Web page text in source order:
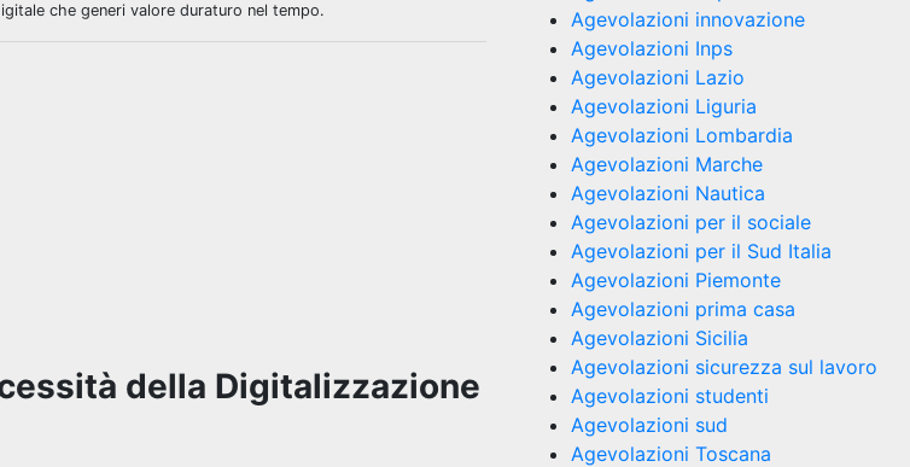
che generi valore duraturo nel tempo.
della Digitalizzazione
Agevolazioni innovazione
Agevolazioni Inps
Agevolazioni Lazio
Agevolazioni Liguria
Agevolazioni Lombardia
Agevolazioni Marche
Agevolazioni Nautica
Agevolazioni per il sociale
Agevolazioni per il Sud Italia
Agevolazioni Piemonte
Agevolazioni prima casa
Agevolazioni Sicilia
Agevolazioni sicurezza sul lavoro
Agevolazioni studenti
Agevolazioni sud
Agevolazioni Toscana